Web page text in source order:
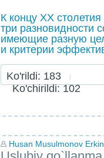
К концу ХХ
три разновидности
имеющие разную
и критерии
Ko'rildi: 183
Ko'chirildi: 102
Husan Musulmonov